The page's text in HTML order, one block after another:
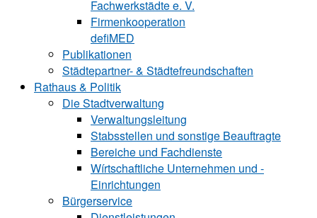
Fachwerkstädte e. V.
Firmenkooperation
defiMED
Publikationen
Städtepartner- & Städtefreundschaften
Rathaus & Politik
Die Stadtverwaltung
Verwaltungsleitung
Stabsstellen und ­sonstige Beauftragte
Bereiche und ­Fachdienste
Wírtschaftliche ­Unternehmen und ­
Einrichtungen
Bürgerservice